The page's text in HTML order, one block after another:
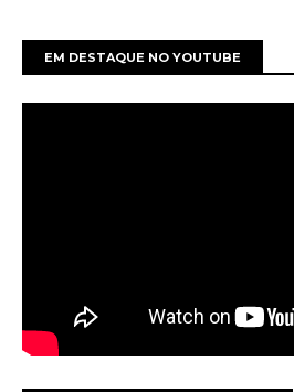
EM DESTAQUE NO YOUTUBE